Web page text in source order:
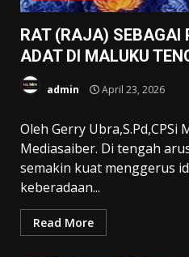
RAT (RAJA) SEBAGAI
ADAT DI MALUKU
admin April 23, 2026
Oleh Gerry Ubra,S.Pd,CPSi
Mediasaiber. Di tengah
semakin kuat menggerus
keberadaan...
Read More